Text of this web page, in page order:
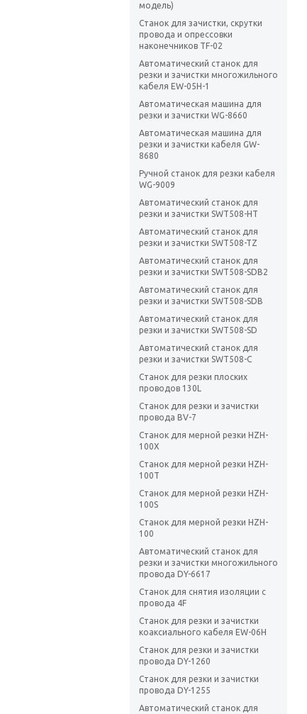
модель)
Станок для зачистки, скрутки
провода и опрессовки
наконечников TF-02
Автоматический станок для
резки и зачистки многожильного
кабеля EW-05H-1
Автоматическая машина для
резки и зачистки WG-8660
Автоматическая машина для
резки и зачистки кабеля GW-
8680
Ручной станок для резки кабеля
WG-9009
Автоматический станок для
резки и зачистки SWT508-HT
Автоматический станок для
резки и зачистки SWT508-TZ
Автоматический станок для
резки и зачистки SWT508-SDB2
Автоматический станок для
резки и зачистки SWT508-SDB
Автоматический станок для
резки и зачистки SWT508-SD
Автоматический станок для
резки и зачистки SWT508-C
Станок для резки плоских
проводов 130L
Станок для резки и зачистки
провода BV-7
Станок для мерной резки HZH-
100X
Станок для мерной резки HZH-
100T
Станок для мерной резки HZH-
100S
Станок для мерной резки HZH-
100
Автоматический станок для
резки и зачистки многожильного
провода DY-6617
Станок для снятия изоляции с
провода 4F
Станок для резки и зачистки
коаксиального кабеля EW-06H
Станок для резки и зачистки
провода DY-1260
Станок для резки и зачистки
провода DY-1255
Автоматический станок для